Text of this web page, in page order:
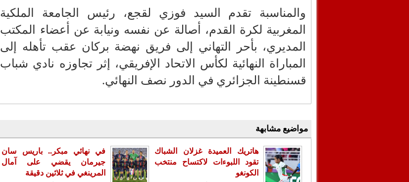
والمناسبة تقدم السيد فوزي لقجع، رئيس الجامعة الملكية
المغربية لكرة القدم، أصالة عن نفسه ونيابة عن أعضاء المكتب
المديري، بأحر التهاني إلى فريق نهضة بركان عقب تأهله إلى
المباراة النهائية لكأس الاتحاد الإفريقي، إثر تجاوزه نادي شباب
قسنطينة الجزائري في الدور نصف النهائي.
مواضيع مشابهة
هاتريك العميدة غزلان الشباك
تقود اللبوءات لاكتساح منتخب
الكونغو
في نهائي مبكر.. باريس سان
جيرمان يقضي على آمال
المرينغي في ثلاثين دقيقة